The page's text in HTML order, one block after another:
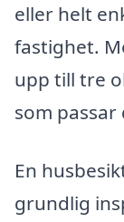
eller helt
fastighet.
upp till tre
som passar
En
grundlig